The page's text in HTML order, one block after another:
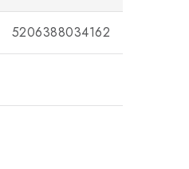
5206388034162